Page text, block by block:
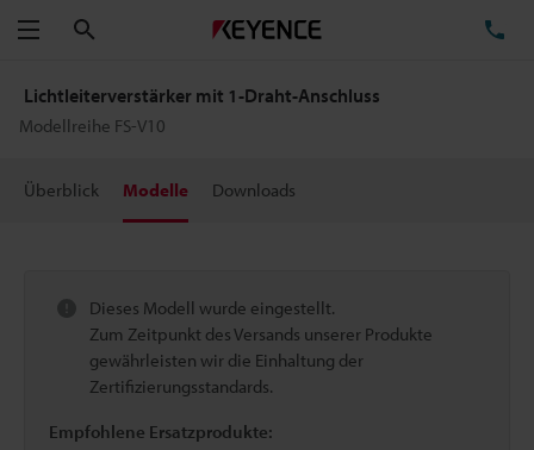
Menü
Lichtleiterverstärker mit 1-Draht-Anschluss
Modellreihe FS-V10
Überblick Modelle Downloads
Dieses Modell wurde eingestellt.
Zum Zeitpunkt des Versands unserer Produkte
gewährleisten wir die Einhaltung der
Zertifizierungsstandards.
Empfohlene Ersatzprodukte: